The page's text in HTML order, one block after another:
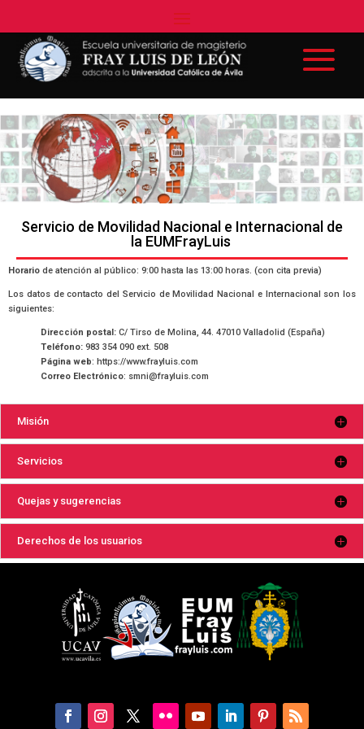
Servicio de Movilidad Nacional e Internacional de
la EUMFrayLuis
Horario de atención al público: 9:00 hasta las 13:00 horas. (con cita previa)
Los datos de contacto del Servicio de Movilidad Nacional e Internacional son los
siguientes:
Dirección postal: C/ Tirso de Molina, 44. 47010 Valladolid (España)
Teléfono: 983 354 090 ext. 508
Página web: https://www.frayluis.com
Correo Electrónico: smni@frayluis.com
Misión
Servicios
Quejas y sugerencias
Derechos de los usuarios